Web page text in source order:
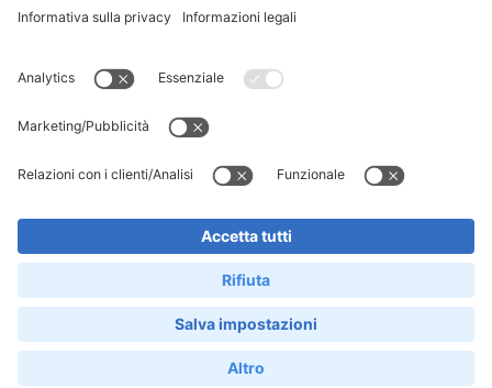
Xometry in Medio Oriente
© 2018-2026,
Europe GmbH
Seguici